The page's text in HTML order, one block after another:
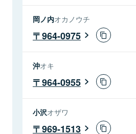
岡ノ内オカノウチ
964-0975
沖オキ
964-0955
小沢オザワ
969-1513